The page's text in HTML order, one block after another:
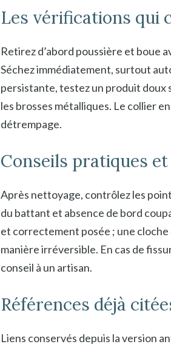
Les vérifications qui
Retirez d’abord poussière et boue
Séchez immédiatement, surtout
persistante, testez un produit doux
les brosses métalliques. Le collier
détrempage.
Conseils pratiques
Après nettoyage, contrôlez les
du battant et absence de bord
et correctement posée ; une
manière irréversible. En cas de
conseil à un artisan.
Références déjà
Liens conservés depuis la version